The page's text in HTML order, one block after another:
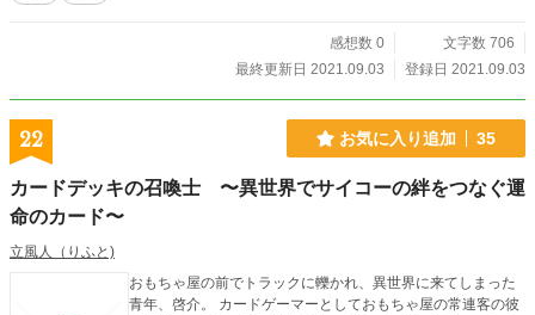
感想数 0
文字数 706
最終更新日 2021.09.03
登録日 2021.09.03
22 お気に入り追加 35
カードデッキの召喚士 〜異世界でサイコーの絆をつなぐ運
命のカード〜
立風人（りふと)
おもちゃ屋の前でトラックに轢かれ、異世界に来てしまった
青年、啓介。 カードゲーマーとしておもちゃ屋の常連客の彼